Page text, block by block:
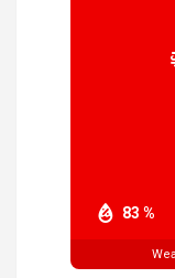
83 %